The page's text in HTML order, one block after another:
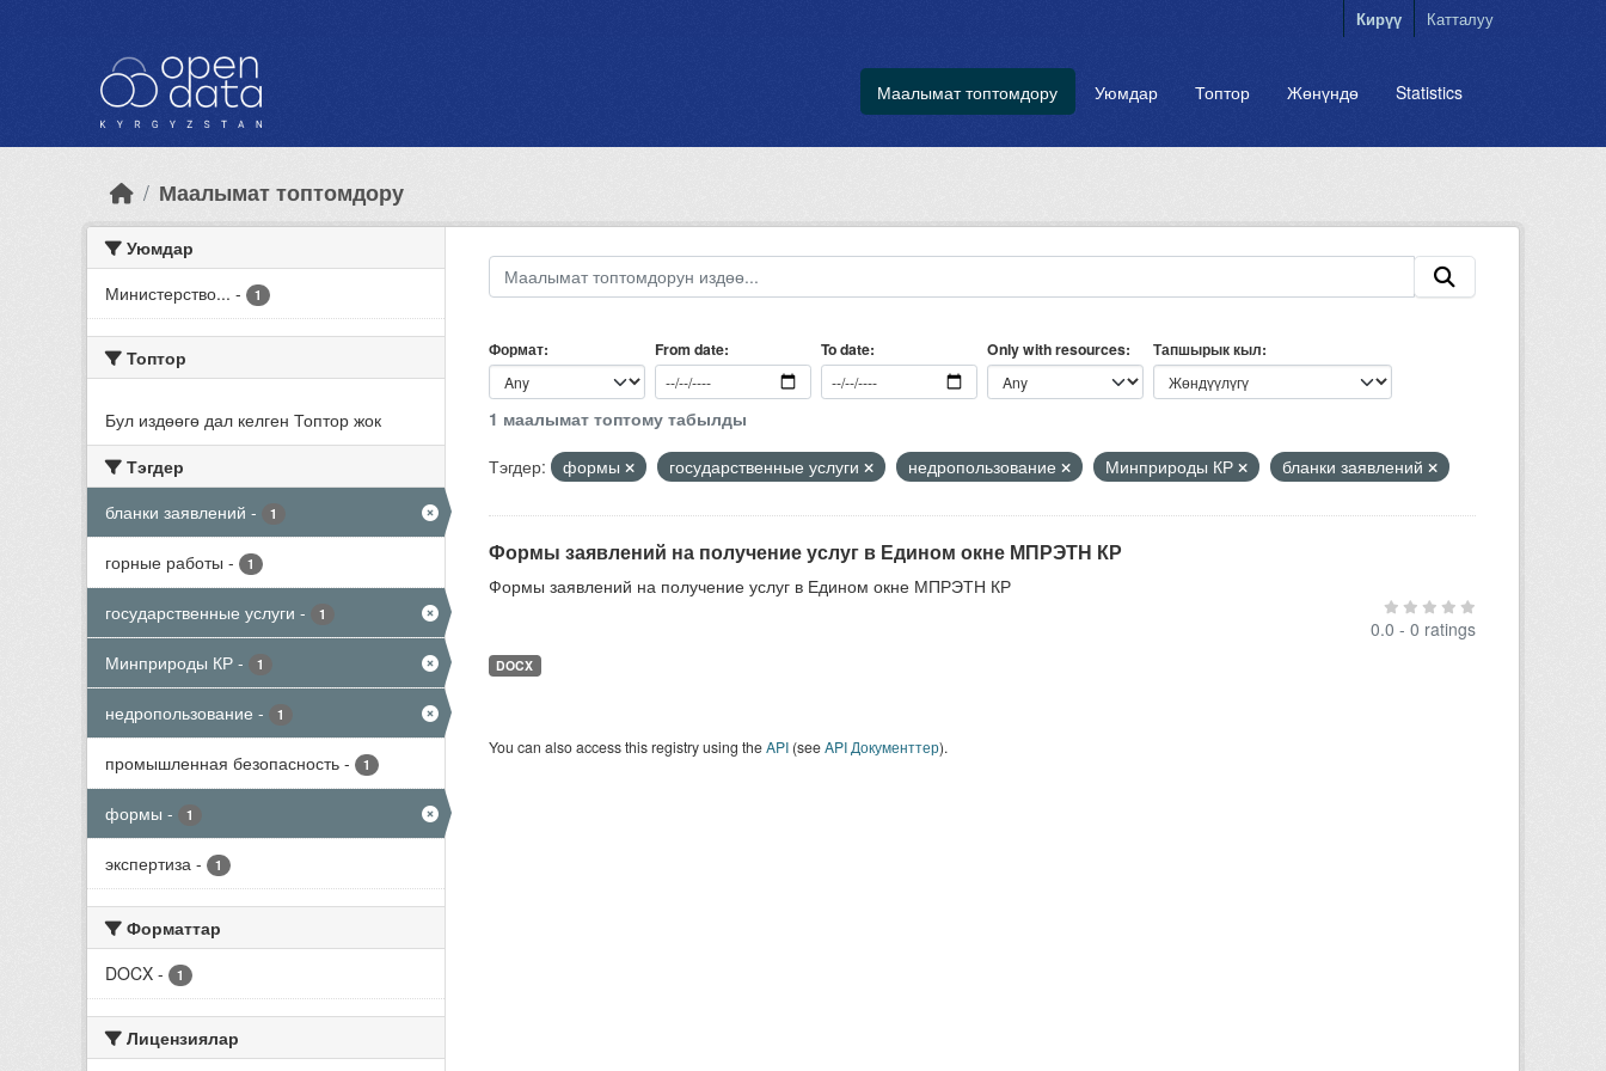
Кирүү Катталуу
Маалымат топтомдору Уюмдар Топтор Жөнүндө Statistics
Маалымат топтомдору
Уюмдар
Министерство... - 1
Топтор
Бул издөөгө дал келген Топтор жок
Тэгдер
бланки заявлений - 1
горные работы - 1
государственные услуги - 1
Минприроды КР - 1
недропользование - 1
промышленная безопасность - 1
формы - 1
экспертиза - 1
Форматтар
DOCX - 1
Лицензиялар
Формат From date To date Only with resources Тапшырык кыл
1 маалымат топтому табылды
Тэгдер:
формы государственные услуги недропользование Минприроды КР бланки заявлений
Формы заявлений на получение услуг в Едином окне МПРЭТН КР
Формы заявлений на получение услуг в Едином окне МПРЭТН КР
0.0 - 0 ratings
DOCX
You can also access this registry using theAPI(seeAPI Документтер).